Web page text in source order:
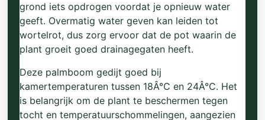
grond iets opdrogen voordat je opnieuw water
geeft. Overmatig water geven kan leiden tot
wortelrot, dus zorg ervoor dat de pot waarin de
plant groeit goed drainagegaten heeft.
Deze palmboom gedijt goed bij
kamertemperaturen tussen 18Â°C en 24Â°C. Het
is belangrijk om de plant te beschermen tegen
tocht en temperatuurschommelingen, aangezien